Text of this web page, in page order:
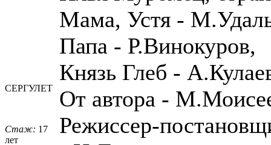
СЕРГУЛЕТ
Стаж: 17
лет
Мама, Устя -
Папа - Р.Винокуров,
Князь Глеб -
От автора -
Режиссер-